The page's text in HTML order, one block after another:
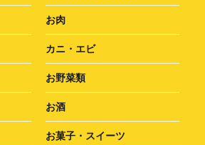
お肉
カニ・エビ
お野菜類
お酒
お菓子・スイーツ